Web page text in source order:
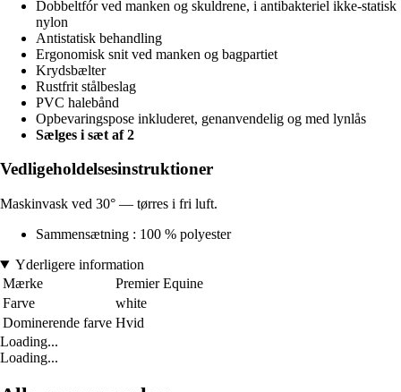
Dobbeltfór ved manken og skuldrene, i antibakteriel ikke-statisk
nylon
Antistatisk behandling
Ergonomisk snit ved manken og bagpartiet
Krydsbælter
Rustfrit stålbeslag
PVC halebånd
Opbevaringspose inkluderet, genanvendelig og med lynlås
Sælges i sæt af 2
Vedligeholdelsesinstruktioner
Maskinvask ved 30° — tørres i fri luft.
Sammensætning : 100 % polyester
Yderligere information
Mærke
Premier Equine
Farve
white
Dominerende farve Hvid
Loading...
Loading...